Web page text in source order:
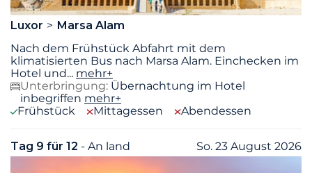
Luxor
Marsa Alam
Nach dem Frühstück Abfahrt mit dem
klimatisierten Bus nach Marsa Alam. Einchecken im
Hotel und... mehr+
Unterbringung: Übernachtung im Hotel
inbegriffen mehr+
Frühstück
Mittagessen Abendessen
Tag 9 für 12 - An land So. 23 August 2026